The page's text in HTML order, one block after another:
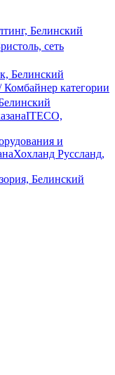
Белинский
сеть
Белинский
Комбайнер категории
ITECO,
и
Хохланд Руссланд,
Белинский